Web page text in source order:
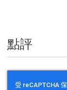
點評